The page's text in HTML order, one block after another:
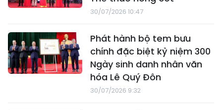
30/07/2026 10:47
Phát hành bộ tem bưu
chính đặc biệt kỷ niệm 300
Ngày sinh danh nhân văn
hóa Lê Quý Đôn
30/07/2026 9:32